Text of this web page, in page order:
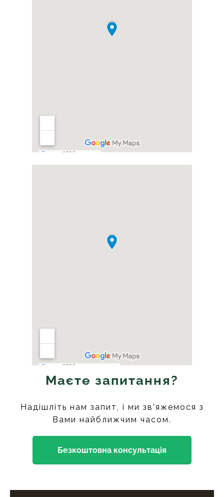
Маєте запитання?
Надішліть нам запит, і ми зв’яжемося з
Вами найближчим часом.
Безкоштовна консультація